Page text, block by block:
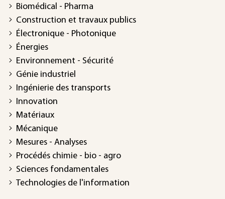
Biomédical - Pharma
Construction et travaux publics
Électronique - Photonique
Énergies
Environnement - Sécurité
Génie industriel
Ingénierie des transports
Innovation
Matériaux
Mécanique
Mesures - Analyses
Procédés chimie - bio - agro
Sciences fondamentales
Technologies de l'information